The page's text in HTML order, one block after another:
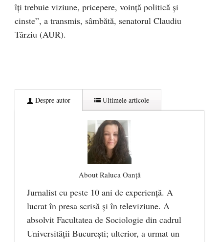
îți trebuie viziune, pricepere, voință politică și
cinste”, a transmis, sâmbătă, senatorul Claudiu
Târziu (AUR).
Despre autor Ultimele articole
About Raluca Oanță
Jurnalist cu peste 10 ani de experiență. A
lucrat în presa scrisă și în televiziune. A
absolvit Facultatea de Sociologie din cadrul
Universității București; ulterior, a urmat un